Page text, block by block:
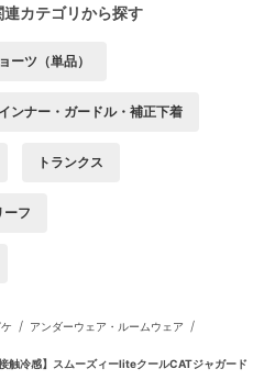
カテゴリから探す
ーツ（単品）
インナー・ガードル・補正下着
トランクス
ーフ
/ アンダーウェア・ルームウェア /
触冷感】スムーズィーliteクールCATジャガード